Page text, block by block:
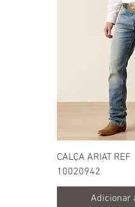
CALÇA ARIAT REF
10020942
Adicionar